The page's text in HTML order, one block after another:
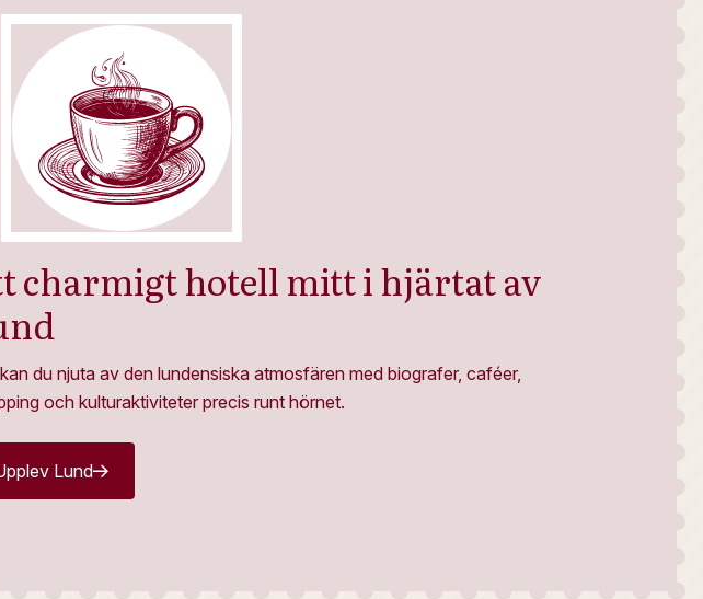
charmigt hotell mitt i hjärtat av
du njuta av den lundensiska atmosfären med biografer, caféer,
och kulturaktiviteter precis runt hörnet.
Lund